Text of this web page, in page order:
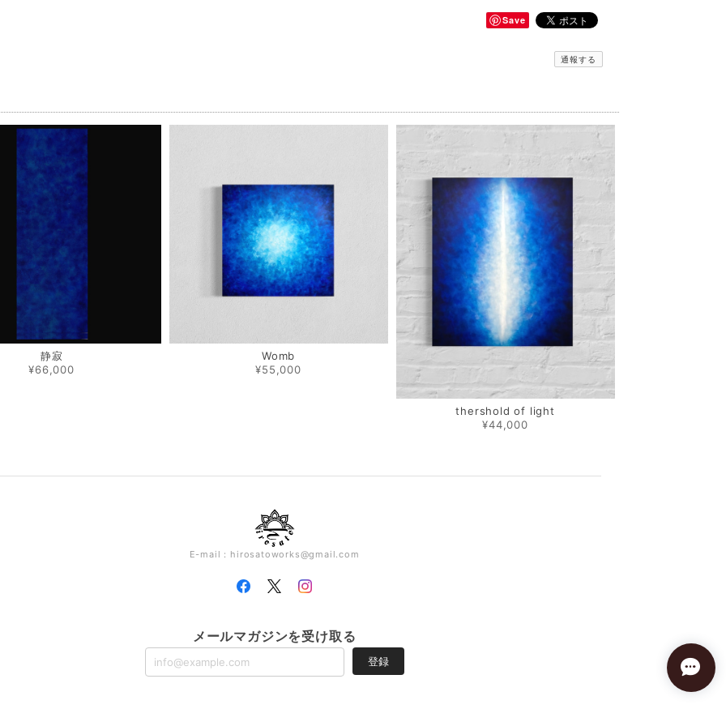
Save
通報する
静寂
¥66,000
Womb
¥55,000
thershold of light
¥44,000
E-mail： hirosatoworks@gmail.com
メールマガジンを受け取る
登録